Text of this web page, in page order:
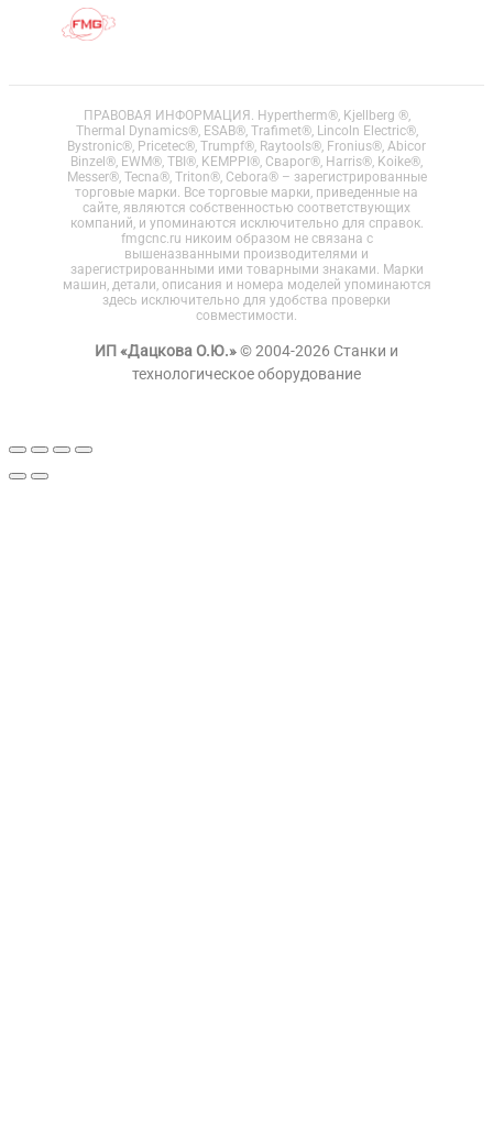
ПРАВОВАЯ ИНФОРМАЦИЯ. Hypertherm®, Kjellberg ®,
Thermal Dynamics®, ESAB®, Trafimet®, Lincoln Electric®,
Bystronic®, Pricetec®, Trumpf®, Raytools®, Fronius®, Abicor
Binzel®, EWM®, TBI®, KEMPPI®, Сварог®, Harris®, Koike®,
Messer®, Tecna®, Triton®, Cebora® – зарегистрированные
торговые марки. Все торговые марки, приведенные на
сайте, являются собственностью соответствующих
компаний, и упоминаются исключительно для справок.
fmgcnc.ru никоим образом не связана с
вышеназванными производителями и
зарегистрированными ими товарными знаками. Марки
машин, детали, описания и номера моделей упоминаются
здесь исключительно для удобства проверки
совместимости.
ИП «Дацкова О.Ю.»© 2004-2026 Станки и
технологическое оборудование